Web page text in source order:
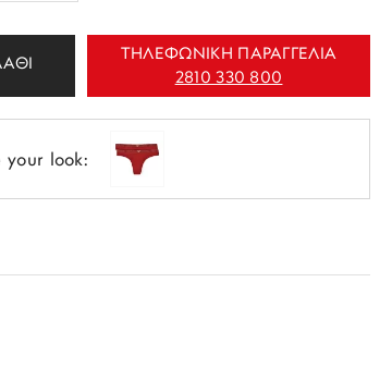
ΤΗΛΕΦΩΝΙΚΗ ΠΑΡΑΓΓΕΛΙΑ
2810 330 800
your look: